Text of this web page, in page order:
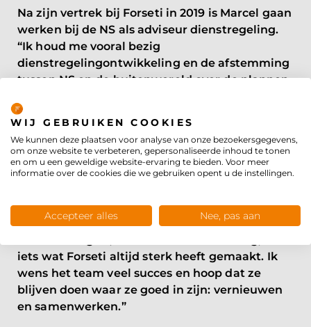
Na zijn vertrek bij Forseti in 2019 is Marcel gaan
werken bij de NS als adviseur dienstregeling.
“Ik houd me vooral bezig
dienstregelingontwikkeling en de afstemming
tussen NS en de buitenwereld over de plannen
best wat raakvlakken met het werk dat ik bij
Forseti deed, vooral in het omgaan met
verschillende stakeholders.”
Marcel heeft nog steeds een zwak voor de
me herinner dat het vroeger was,” adviseert hij
zijn voormalige collega’s. “De samenwerking
iets wat Forseti altijd sterk heeft gemaakt. Ik
wens het team veel succes en hoop dat ze
blijven doen waar ze goed in zijn: vernieuwen
en samenwerken.”
WIJ GEBRUIKEN COOKIES
We kunnen deze plaatsen voor analyse van onze bezoekersgegevens,
om onze website te verbeteren, gepersonaliseerde inhoud te tonen
en om u een geweldige website-ervaring te bieden. Voor meer
informatie over de cookies die we gebruiken opent u de instellingen.
Accepteer alles Nee, pas aan